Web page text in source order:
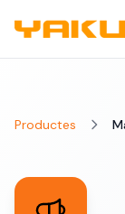
Productes